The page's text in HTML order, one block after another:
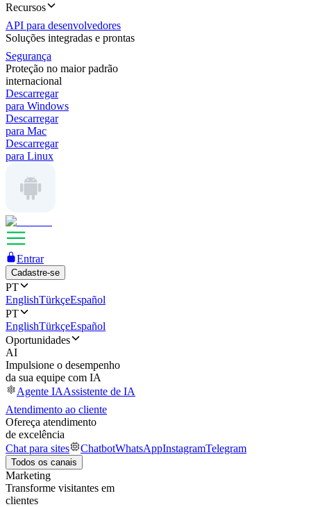
Recursos
API para desenvolvedores
Soluções integradas e prontas
Segurança
Proteção no maior padrão
internacional
Descarregar
para Windows
Descarregar
para Mac
Descarregar
para Linux
Entrar
Cadastre-se
PT
EnglishTürkçeEspañol
PT
EnglishTürkçeEspañol
Oportunidades
AI
Impulsione o desempenho
da sua equipe com IA
Agente IAAssistente de IA
Atendimento ao cliente
Ofereça atendimento
de excelência
Chat para sites
ChatbotWhatsAppInstagramTelegram
Todos os canais
Marketing
Transforme visitantes em
clientes